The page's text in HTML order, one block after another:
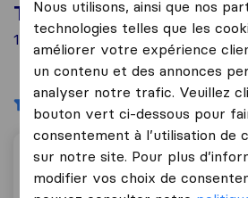
Top 10 déménageurs à
16 déménageurs trouvés à
Filtres Trier par :
A.D.C. Moving and Storage
Nous utilisons, ainsi que nos
technologies telles que les
améliorer votre expérience
un contenu et des annonces
analyser notre trafic. Veuillez
bouton vert ci-dessous pour
consentement à l’utilisation de
sur notre site. Pour plus
modifier vos choix de